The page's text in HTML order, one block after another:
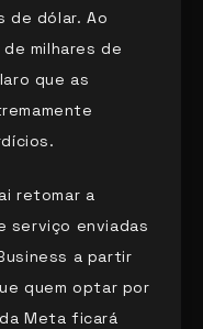
de dólar. Ao
milhares de
que as
retomar a
serviço enviadas
a partir
quem optar por
Meta ficará